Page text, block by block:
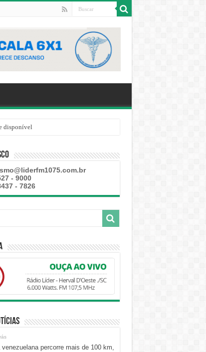
disponível
- 9000
- 7826
venezuelana percorre mais de 100 km,